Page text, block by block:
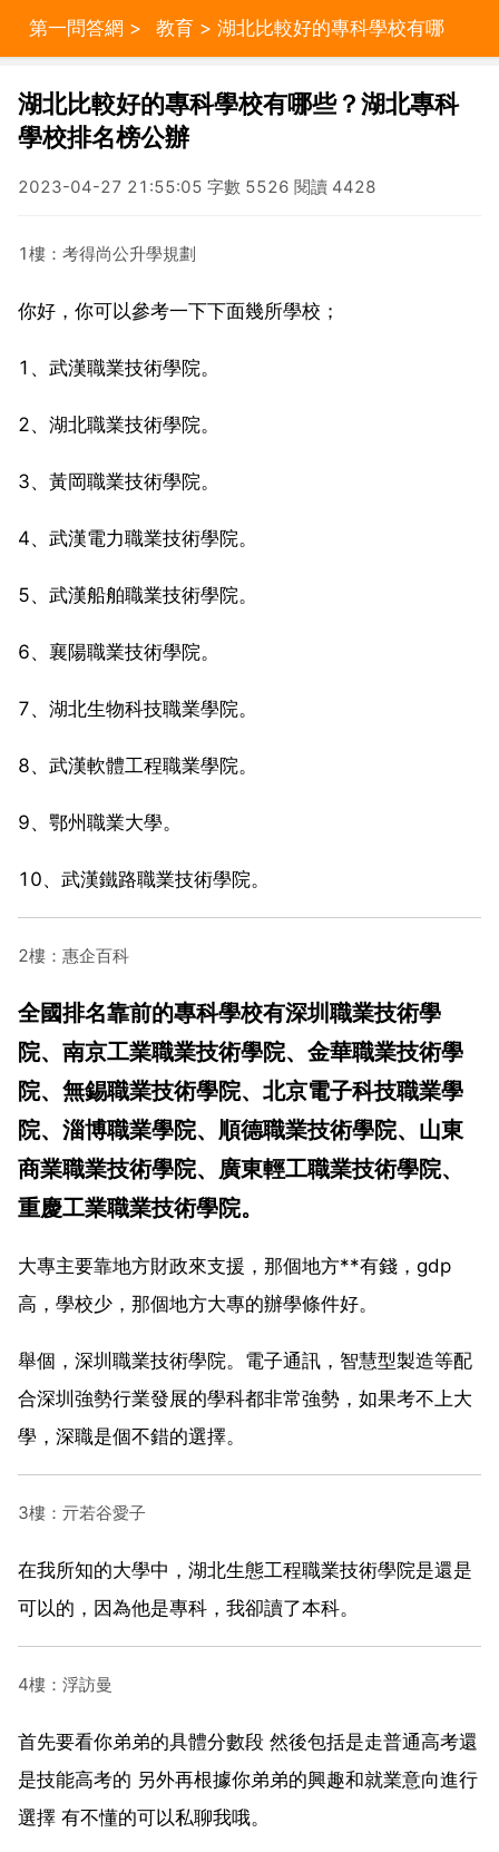
第一問答網 > 教育 > 湖北比較好的專科學校有哪
些？湖北專科學校排名榜公辦
湖北比較好的專科學校有哪些？湖北專科
學校排名榜公辦
2023-04-27 21:55:05 字數 5526 閱讀 4428
1樓：考得尚公升學規劃
你好，你可以參考一下下面幾所學校；
1、武漢職業技術學院。
2、湖北職業技術學院。
3、黃岡職業技術學院。
4、武漢電力職業技術學院。
5、武漢船舶職業技術學院。
6、襄陽職業技術學院。
7、湖北生物科技職業學院。
8、武漢軟體工程職業學院。
9、鄂州職業大學。
10、武漢鐵路職業技術學院。
2樓：惠企百科
全國排名靠前的專科學校有深圳職業技術學
院、南京工業職業技術學院、金華職業技術學
院、無錫職業技術學院、北京電子科技職業學
院、淄博職業學院、順德職業技術學院、山東
商業職業技術學院、廣東輕工職業技術學院、
重慶工業職業技術學院。
大專主要靠地方財政來支援，那個地方**有錢，gdp
高，學校少，那個地方大專的辦學條件好。
舉個，深圳職業技術學院。電子通訊，智慧型製造等配
合深圳強勢行業發展的學科都非常強勢，如果考不上大
學，深職是個不錯的選擇。
3樓：亓若谷愛子
在我所知的大學中，湖北生態工程職業技術學院是還是
可以的，因為他是專科，我卻讀了本科。
4樓：浮訪曼
首先要看你弟弟的具體分數段 然後包括是走普通高考還
是技能高考的 另外再根據你弟弟的興趣和就業意向進行
選擇 有不懂的可以私聊我哦。